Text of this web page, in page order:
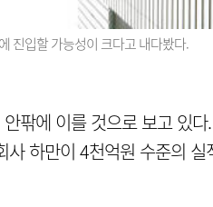
진입할 가능성이 크다고 내다봤다.
팎에 이를 것으로 보고 있
하만이 4천억원 수준의 실